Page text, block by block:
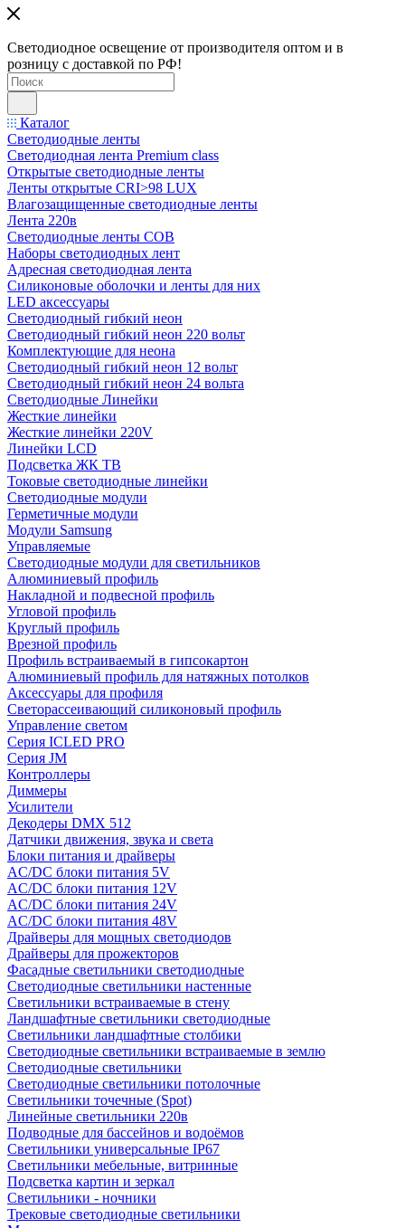
Светодиодное освещение от производителя оптом и в
розницу с доставкой по РФ!
Каталог
Светодиодные ленты
Светодиодная лента Premium class
Открытые светодиодные ленты
Ленты открытые CRI>98 LUX
Влагозащищенные светодиодные ленты
Лента 220в
Светодиодные ленты COB
Наборы светодиодных лент
Адресная светодиодная лента
Силиконовые оболочки и ленты для них
LED аксессуары
Светодиодный гибкий неон
Светодиодный гибкий неон 220 вольт
Комплектующие для неона
Светодиодный гибкий неон 12 вольт
Светодиодный гибкий неон 24 вольта
Светодиодные Линейки
Жесткие линейки
Жесткие линейки 220V
Линейки LCD
Подсветка ЖК ТВ
Токовые светодиодные линейки
Светодиодные модули
Герметичные модули
Модули Samsung
Управляемые
Светодиодные модули для светильников
Алюминиевый профиль
Накладной и подвесной профиль
Угловой профиль
Круглый профиль
Врезной профиль
Профиль встраиваемый в гипсокартон
Алюминиевый профиль для натяжных потолков
Аксессуары для профиля
Светорассеивающий силиконовый профиль
Управление светом
Серия ICLED PRO
Серия JM
Контроллеры
Диммеры
Усилители
Декодеры DMX 512
Датчики движения, звука и света
Блоки питания и драйверы
AC/DC блоки питания 5V
AC/DC блоки питания 12V
AC/DC блоки питания 24V
AC/DC блоки питания 48V
Драйверы для мощных светодиодов
Драйверы для прожекторов
Фасадные светильники светодиодные
Светодиодные светильники настенные
Светильники встраиваемые в стену
Ландшафтные светильники светодиодные
Светильники ландшафтные столбики
Светодиодные светильники встраиваемые в землю
Светодиодные светильники
Светодиодные светильники потолочные
Светильники точечные (Spot)
Линейные светильники 220в
Подводные для бассейнов и водоёмов
Светильники универсальные IP67
Светильники мебельные, витринные
Подсветка картин и зеркал
Светильники - ночники
Трековые светодиодные светильники